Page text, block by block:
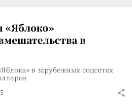
«Яблоко»
в
в зарубежных соцсетях
5